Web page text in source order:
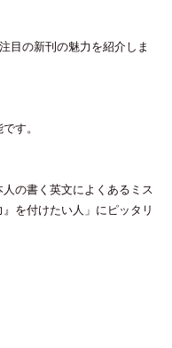
目の新刊の魅力を紹介しま
す。
の書く英文によくあるミス
を付けたい人」にピッタリ